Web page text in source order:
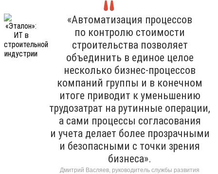
«Автоматизация процессов
по контролю стоимости
строительства позволяет
объединить в единое целое
несколько бизнес-процессов
компаний группы и в конечном
итоге приводит к уменьшению
трудозатрат на рутинные операции,
а сами процессы согласования
и учета делает более прозрачными
и безопасными с точки зрения
бизнеса».
Дмитрий Васляев, руководитель службы развития